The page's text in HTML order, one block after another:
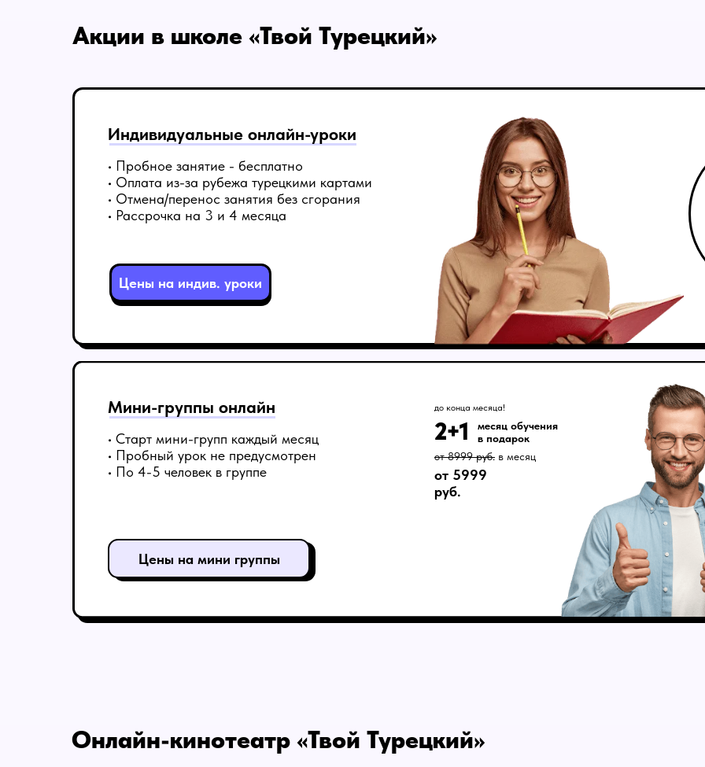
Цены на мини группы
• Старт мини-групп каждый месяц
• Пробный урок не предусмотрен
• По 4-5 человек в группе
месяц обучения
в подарок
от 8999 руб. в месяц
2+1
Мини-группы онлайн
Индивидуальные онлайн-уроки
• Пробное занятие - бесплатно
• Оплата из-за рубежа турецкими картами
• Отмена/перенос занятия без сгорания
• Рассрочка на 3 и 4 месяца
Акции в школе «Твой Турецкий»
от 5999
руб.
Цены на индив. уроки
до конца месяца!
Онлайн-кинотеатр «Твой Турецкий»